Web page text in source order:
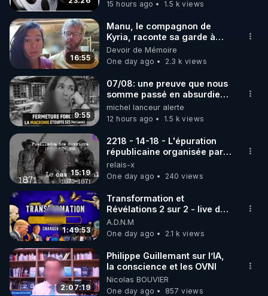
code : REGENERE10
▶ 30 jours gratuit sur l’application de méditation et
de bien-être ENVOL :
Rendez-vous sur https://www.envol.app/code
le code : REGENERE
15 hours ago 1.5 k views
16:55
Manu, le compagnon de
Kyria, raconte sa garde à
vue musclée. PARTAGEZ!
Devoir de Mémoire
One day ago
2.3 k views
9:55
07/08: une preuve que nous
somme passé en absurdie
une dictature qui veut faire
taire ses opposant !
michel lanceur alerte
12 hours ago
1.5 k views
15:19
2218 - 14-18 - L'épuration
républicaine organisée par
les frères de la truelle
relais-x
One day ago
240 views
1:49:53
Transformation et
Révélations 2 sur 2 - live du
07/08/26
A.D.N.M
One day ago
2.1 k views
2:07:19
Philippe Guillemant sur l’IA,
la conscience et les OVNI
Nicolas BOUVIER
One day ago
857 views